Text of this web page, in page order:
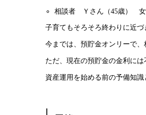
相談者 Ｙさん（45歳）
子育てもそろそろ終わりに近
今までは、預貯金オンリーで、
ただ、現在の預貯金の金利に
資産運用を始める前の予備知